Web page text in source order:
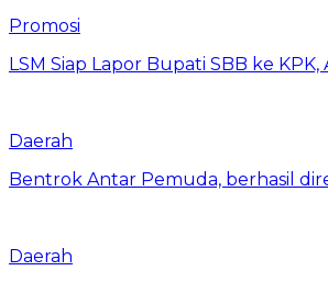
Promosi
LSM Siap Lapor Bupati SBB ke
Daerah
Bentrok Antar Pemuda, berhasil
Daerah